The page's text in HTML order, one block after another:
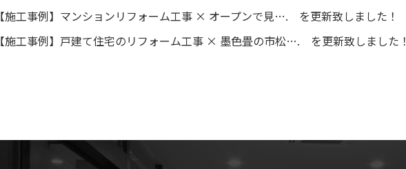
【施工事例】マンションリフォーム工事 × オープンで見…. を更新致しました！
【施工事例】戸建て住宅のリフォーム工事 × 墨色畳の市松…. を更新致しました！